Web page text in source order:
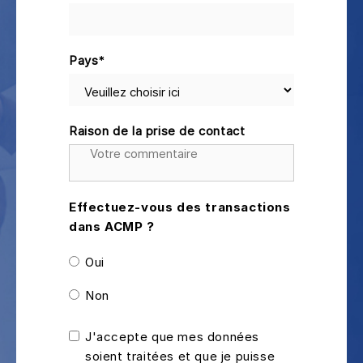
Pays*
Raison de la prise de contact
Effectuez-vous des transactions
dans ACMP ?
Oui
Non
J'accepte que mes données
soient traitées et que je puisse